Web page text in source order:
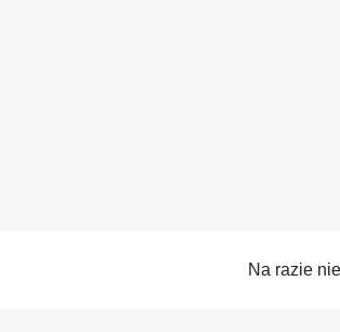
Na razie